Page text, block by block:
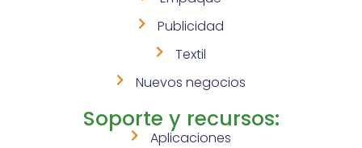
Publicidad
Textil
Nuevos negocios
Soporte y recursos:
Aplicaciones